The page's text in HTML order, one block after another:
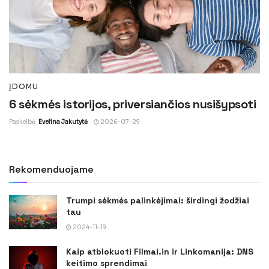
ĮDOMU
6 sėkmės istorijos, priversiančios nusišypsoti
Paskelbė Evelina Jakutytė 2026-07-29
Rekomenduojame
Trumpi sėkmės palinkėjimai: širdingi žodžiai
tau
2024-11-19
Kaip atblokuoti Filmai.in ir Linkomanija: DNS
keitimo sprendimai